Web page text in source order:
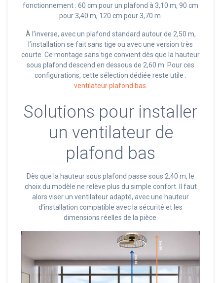
fonctionnement : 60 cm pour un plafond à 3,10 m, 90 cm
pour 3,40 m, 120 cm pour 3,70 m.
À l’inverse, avec un plafond standard autour de 2,50 m,
l’installation se fait sans tige ou avec une version très
courte. Ce montage sans tige convient dès que la hauteur
sous plafond descend en dessous de 2,60 m. Pour ces
configurations, cette sélection dédiée reste utile :
ventilateur plafond bas.
Solutions pour installer
un ventilateur de
plafond bas
Dès que la hauteur sous plafond passe sous 2,40 m, le
choix du modèle ne relève plus du simple confort. Il faut
alors viser un ventilateur adapté, avec une hauteur
d’installation compatible avec la sécurité et les
dimensions réelles de la pièce.